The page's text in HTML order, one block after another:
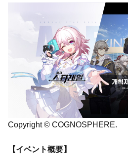
Copyright © COGNOSPHERE.
【イベント概要】